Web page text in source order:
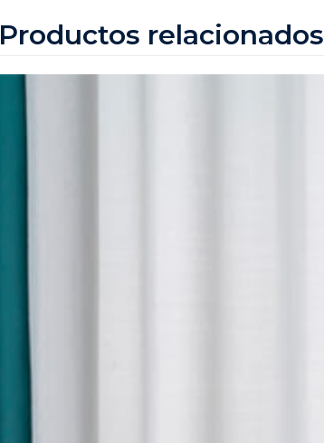
Productos relacionados